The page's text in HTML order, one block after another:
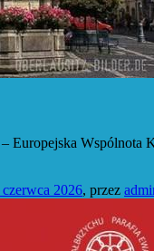
Wspólnota
czerwca 2026, przez